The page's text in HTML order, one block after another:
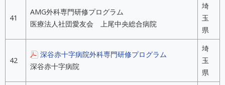
41
AMG外科専門研修プログラム
医療法人社団愛友会 上尾中央総合病院
埼
玉
県
42
深谷赤十字病院外科専門研修プログラム
深谷赤十字病院
埼
玉
県